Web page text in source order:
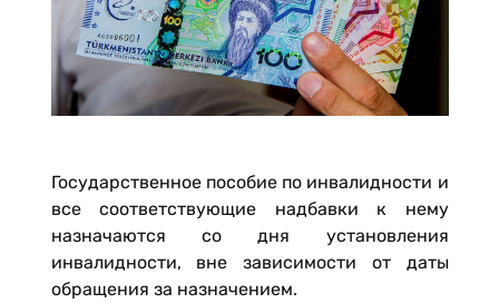
Государственное пособие по инвалидности и
все соответствующие надбавки к нему
назначаются со дня установления
инвалидности, вне зависимости от даты
обращения за назначением.